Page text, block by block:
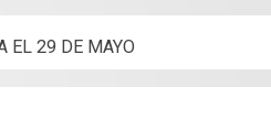
EL 29 DE MAYO